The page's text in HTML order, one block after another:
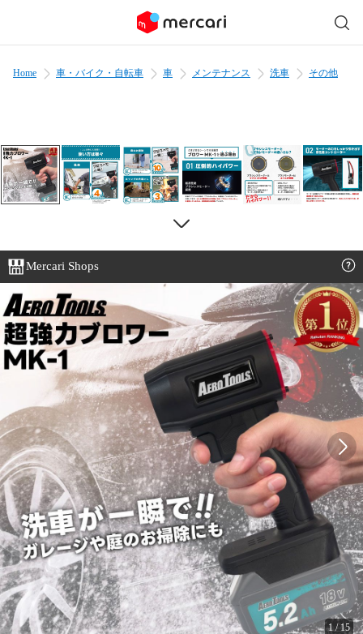
Home 車・バイク・自転車 車 メンテナンス 洗車 その他
Mercari Shops
1/15